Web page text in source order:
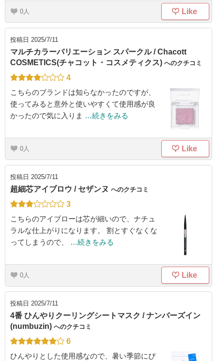
0 Like
投稿日 2025/7/11
マルチカラーバリエーション スパークル / Chacott
COSMETICS(チャコット・コスメティクス) へのクチコミ
4
こちらのブランドは知らなかったのですが、
使ってみると意外と使いやすくて使用感が良
かったので気に入りま …続きをみる
0 Like
投稿日 2025/7/11
超細芯アイブロウ / セザンヌ へのクチコミ
3
こちらのアイブローは芯が細いので、ナチュ
ラルな仕上がりになります。 割とすぐなくな
ってしまうので、
…続きをみる
0 Like
投稿日 2025/7/11
4番 ひんやりクーリングシートマスク / ナンバーズイン
(numbuzin) へのクチコミ
6
ひんやりとした使用感なので、暑い季節にぴ